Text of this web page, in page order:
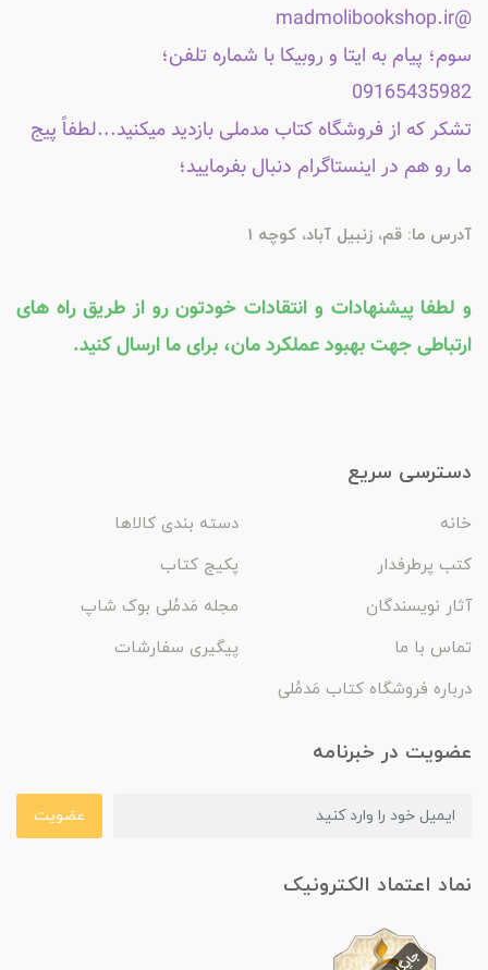
@madmolibookshop.ir
سوم؛ پیام به ایتا و روبیکا با شماره تلفن؛
09165435982
تشکر که از فروشگاه کتاب مدملی بازدید میکنید...لطفاً پیج
ما رو هم در اینستاگرام دنبال بفرمایید؛
آدرس ما: قم، زنبیل آباد، کوچه 1
و لطفا پیشنهادات و انتقادات خودتون رو از طریق راه های
ارتباطی جهت بهبود عملکرد مان، برای ما ارسال کنید.
دسترسی سریع
خانه
دسته بندی کالاها
کتب پرطرفدار
پکیج کتاب
آثار نویسندگان
مجله مَدمُلی بوک شاپ
تماس با ما
پیگیری سفارشات
درباره فروشگاه کتاب مَدمُلی
عضویت در خبرنامه
عضویت
نماد اعتماد الکترونیک